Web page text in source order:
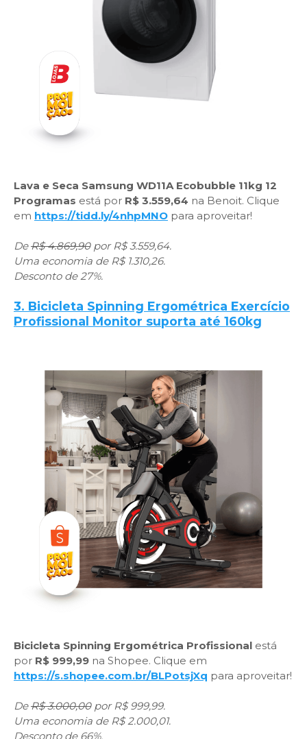
Lava e Seca Samsung WD11A Ecobubble 11kg 12
Programas está por R$ 3.559,64 na Benoit. Clique
em https://tidd.ly/4nhpMNO para aproveitar!
DeR$ 4.869,90por R$ 3.559,64.
Uma economia de R$ 1.310,26.
Desconto de 27%.
3. Bicicleta Spinning Ergométrica Exercício
Profissional Monitor suporta até 160kg
Bicicleta Spinning Ergométrica Profissional está
por R$ 999,99 na Shopee. Clique em
https://s.shopee.com.br/BLPotsjXq para aproveitar!
DeR$ 3.000,00por R$ 999,99.
Uma economia de R$ 2.000,01.
Desconto de 66%.